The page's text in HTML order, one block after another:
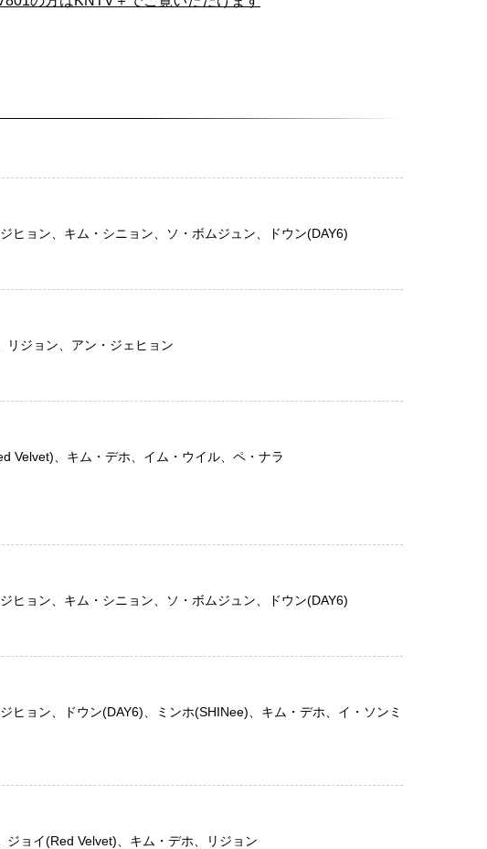
ヒョン、キム・シニョン、ソ・ボムジュン、ドウン(DAY6)
リジョン、アン・ジェヒョン
Velvet)、キム・デホ、イム・ウイル、ペ・ナラ
ヒョン、キム・シニョン、ソ・ボムジュン、ドウン(DAY6)
ョン、ドウン(DAY6)、ミンホ(SHINee)、キム・デホ、イ・ソンミ
ョイ(Red Velvet)、キム・デホ、リジョン